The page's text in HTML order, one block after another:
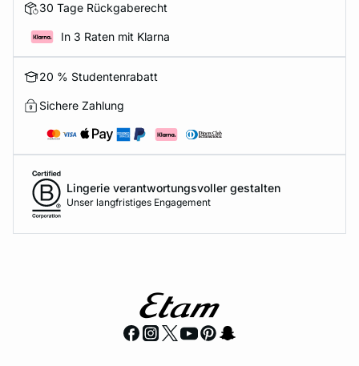
30 Tage Rückgaberecht
In 3 Raten mit Klarna
20 % Studentenrabatt
Sichere Zahlung
Lingerie verantwortungsvoller gestalten
Unser langfristiges Engagement